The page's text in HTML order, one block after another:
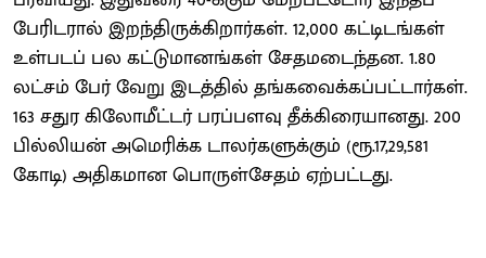
பேரிடரால் இறந்திருக்கிறார்கள். 12,000 கட்டிடங்கள்
உள்படப் பல கட்டுமானங்கள் சேதமடைந்தன. 1.80
லட்சம் பேர் வேறு இடத்தில் தங்கவைக்கப்பட்டார்கள்.
163 சதுர கிலோமீட்டர் பரப்பளவு தீக்கிரையானது. 200
பில்லியன் அமெரிக்க டாலர்களுக்கும் (ரூ.17,29,581
கோடி) அதிகமான பொருள்சேதம் ஏற்பட்டது.